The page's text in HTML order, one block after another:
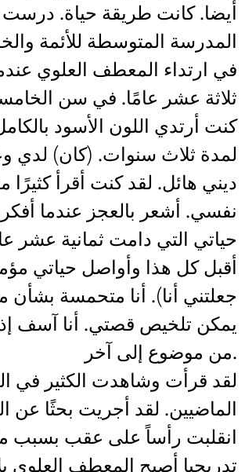
أيضا. كانت طريقة حياة.
المدرسة المتوسطة للأئمة
في ارتداء المعطف العلوي
ثلاثة عشر عامًا. في سن
كنت أرتدي اللون الأسود
لمدة ثلاث سنوات. (كان) لدي
ديني هائل. لقد كنت أقرأ كثيرًا
نفسي. أشعر بالعجز عندما
حياتي التي دامت ثمانية عشر
أقبل كل هذا وأواصل حياتي
جعلتني أنا). أنا متحمسة بشأن
يمكن تلخيص قصتي. أنا آسف
من موضوع إلى آخر.
لقد قرأت وشاهدت الكثير في
الماضيين. لقد أجريت بحثًا عن
انقلبت رأساً على عقب بسبب
تدريجيا أصبح المعطف العلوي